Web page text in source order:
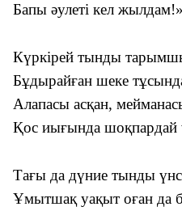
Бапы әулеті кел жылдам!»
Күркірей тынды
Бұдырайған шеке
Алапасы асқан,
Қос иығында шоқпардай
Тағы да дүние тынды
Ұмытшақ уақыт оған да